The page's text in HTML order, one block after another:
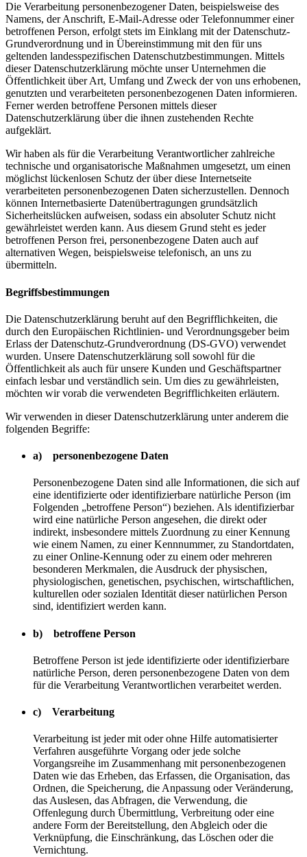
Die Verarbeitung personenbezogener Daten, beispielsweise des
Namens, der Anschrift, E-Mail-Adresse oder Telefonnummer einer
betroffenen Person, erfolgt stets im Einklang mit der Datenschutz-
Grundverordnung und in Übereinstimmung mit den für uns
geltenden landesspezifischen Datenschutzbestimmungen. Mittels
dieser Datenschutzerklärung möchte unser Unternehmen die
Öffentlichkeit über Art, Umfang und Zweck der von uns erhobenen,
genutzten und verarbeiteten personenbezogenen Daten informieren.
Ferner werden betroffene Personen mittels dieser
Datenschutzerklärung über die ihnen zustehenden Rechte
aufgeklärt.
Wir haben als für die Verarbeitung Verantwortlicher zahlreiche
technische und organisatorische Maßnahmen umgesetzt, um einen
möglichst lückenlosen Schutz der über diese Internetseite
verarbeiteten personenbezogenen Daten sicherzustellen. Dennoch
können Internetbasierte Datenübertragungen grundsätzlich
Sicherheitslücken aufweisen, sodass ein absoluter Schutz nicht
gewährleistet werden kann. Aus diesem Grund steht es jeder
betroffenen Person frei, personenbezogene Daten auch auf
alternativen Wegen, beispielsweise telefonisch, an uns zu
übermitteln.
Begriffsbestimmungen
Die Datenschutzerklärung beruht auf den Begrifflichkeiten, die
durch den Europäischen Richtlinien- und Verordnungsgeber beim
Erlass der Datenschutz-Grundverordnung (DS-GVO) verwendet
wurden. Unsere Datenschutzerklärung soll sowohl für die
Öffentlichkeit als auch für unsere Kunden und Geschäftspartner
einfach lesbar und verständlich sein. Um dies zu gewährleisten,
möchten wir vorab die verwendeten Begrifflichkeiten erläutern.
Wir verwenden in dieser Datenschutzerklärung unter anderem die
folgenden Begriffe:
a) personenbezogene Daten
Personenbezogene Daten sind alle Informationen, die sich auf
eine identifizierte oder identifizierbare natürliche Person (im
Folgenden „betroffene Person“) beziehen. Als identifizierbar
wird eine natürliche Person angesehen, die direkt oder
indirekt, insbesondere mittels Zuordnung zu einer Kennung
wie einem Namen, zu einer Kennnummer, zu Standortdaten,
zu einer Online-Kennung oder zu einem oder mehreren
besonderen Merkmalen, die Ausdruck der physischen,
physiologischen, genetischen, psychischen, wirtschaftlichen,
kulturellen oder sozialen Identität dieser natürlichen Person
sind, identifiziert werden kann.
b) betroffene Person
Betroffene Person ist jede identifizierte oder identifizierbare
natürliche Person, deren personenbezogene Daten von dem
für die Verarbeitung Verantwortlichen verarbeitet werden.
c) Verarbeitung
Verarbeitung ist jeder mit oder ohne Hilfe automatisierter
Verfahren ausgeführte Vorgang oder jede solche
Vorgangsreihe im Zusammenhang mit personenbezogenen
Daten wie das Erheben, das Erfassen, die Organisation, das
Ordnen, die Speicherung, die Anpassung oder Veränderung,
das Auslesen, das Abfragen, die Verwendung, die
Offenlegung durch Übermittlung, Verbreitung oder eine
andere Form der Bereitstellung, den Abgleich oder die
Verknüpfung, die Einschränkung, das Löschen oder die
Vernichtung.